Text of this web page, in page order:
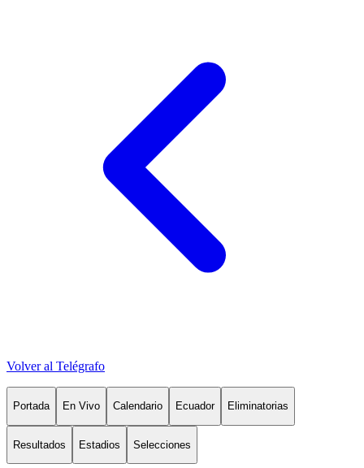
Volver al Telégrafo
Portada En Vivo Calendario Ecuador Eliminatorias
Resultados Estadios Selecciones